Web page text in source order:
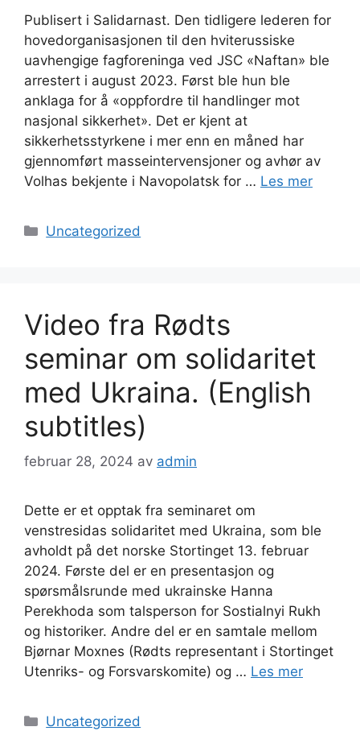
Publisert i Salidarnast. Den tidligere lederen for
hovedorganisasjonen til den hviterussiske
uavhengige fagforeninga ved JSC «Naftan» ble
arrestert i august 2023. Først ble hun ble
anklaga for å «oppfordre til handlinger mot
nasjonal sikkerhet». Det er kjent at
sikkerhetsstyrkene i mer enn en måned har
gjennomført masseintervensjoner og avhør av
Volhas bekjente i Navopolatsk for … Les mer
Kategorier
Uncategorized
Video fra Rødts
seminar om solidaritet
med Ukraina. (English
subtitles)
februar 28, 2024 av admin
Dette er et opptak fra seminaret om
venstresidas solidaritet med Ukraina, som ble
avholdt på det norske Stortinget 13. februar
2024. Første del er en presentasjon og
spørsmålsrunde med ukrainske Hanna
Perekhoda som talsperson for Sostialnyi Rukh
og historiker. Andre del er en samtale mellom
Bjørnar Moxnes (Rødts representant i Stortinget
Utenriks- og Forsvarskomite) og … Les mer
Kategorier
Uncategorized